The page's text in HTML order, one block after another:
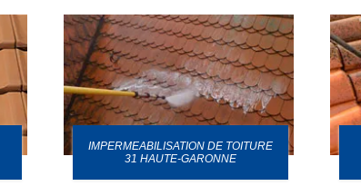
IMPERMEABILISATION DE TOITURE
31 HAUTE-GARONNE